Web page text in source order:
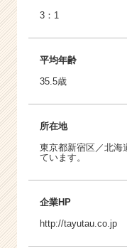
3：1
平均年齢
35.5歳
所在地
東京都新宿区／北
ています。
企業HP
http://tayutau.co.jp